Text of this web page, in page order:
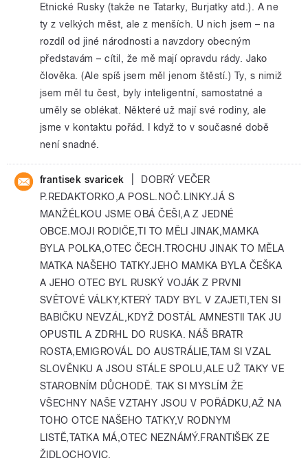
Etnické Rusky (takže ne Tatarky, Burjatky atd.). A ne
ty z velkých měst, ale z menších. U nich jsem – na
rozdíl od jiné národnosti a navzdory obecným
představám – cítil, že mě mají opravdu rády. Jako
člověka. (Ale spíš jsem měl jenom štěstí.) Ty, s nimiž
jsem měl tu čest, byly inteligentní, samostatné a
uměly se oblékat. Některé už mají své rodiny, ale
jsme v kontaktu pořád. I když to v současné době
není snadné.
frantisek svaricek
DOBRÝ VEČER
P.REDAKTORKO,A POSL.NOČ.LINKY.JÁ S
MANŽÉLKOU JSME OBÁ ČEŠI,A Z JEDNÉ
OBCE.MOJI RODIČE,TI TO MĚLI JINAK,MAMKA
BYLA POLKA,OTEC ČECH.TROCHU JINAK TO MĚLA
MATKA NAŠEHO TATKY.JEHO MAMKA BYLA ČEŠKA
A JEHO OTEC BYL RUSKÝ VOJÁK Z PRVNI
SVĚTOVÉ VÁLKY,KTERÝ TADY BYL V ZAJETI,TEN SI
BABIČKU NEVZÁL,KDYŽ DOSTÁL AMNESTII TAK JU
OPUSTIL A ZDRHL DO RUSKA. NÁŠ BRATR
ROSTA,EMIGROVÁL DO AUSTRÁLIE,TAM SI VZAL
SLOVĚNKU A JSOU STÁLE SPOLU,ALE UŽ TAKY VE
STAROBNÍM DŮCHODĚ. TAK SI MYSLÍM ŽE
VŠECHNY NAŠE VZTAHY JSOU V POŘÁDKU,AŽ NA
TOHO OTCE NAŠEHO TATKY,V RODNYM
LISTĚ,TATKA MÁ,OTEC NEZNÁMÝ.FRANTIŠEK ZE
ŽIDLOCHOVIC.